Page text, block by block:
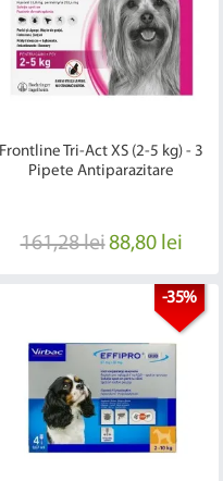
Frontline Tri-Act XS (2-5 kg) - 3
Pipete Antiparazitare
161,28 lei88,80 lei
-35%